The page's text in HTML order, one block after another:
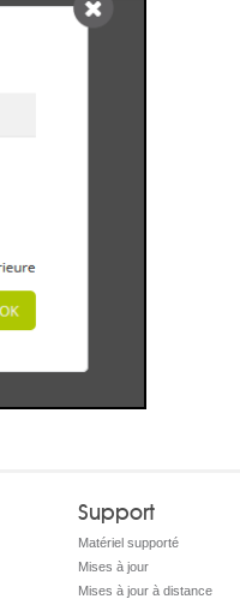
Support
Matériel supporté
Mises à jour
Mises à jour à distance